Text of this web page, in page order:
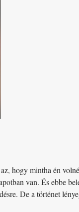
hogy mintha én
van. És ebbe
De a történet